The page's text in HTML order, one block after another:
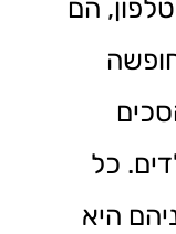
הם
כל
היא